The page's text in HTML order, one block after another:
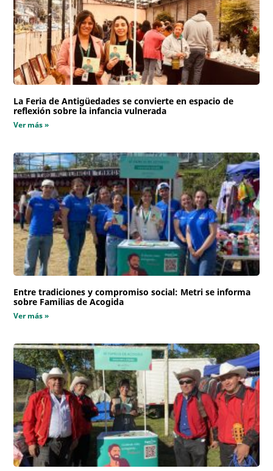
La Feria de Antigüedades se convierte en espacio de
reflexión sobre la infancia vulnerada
Ver más »
Entre tradiciones y compromiso social: Metri se informa
sobre Familias de Acogida
Ver más »